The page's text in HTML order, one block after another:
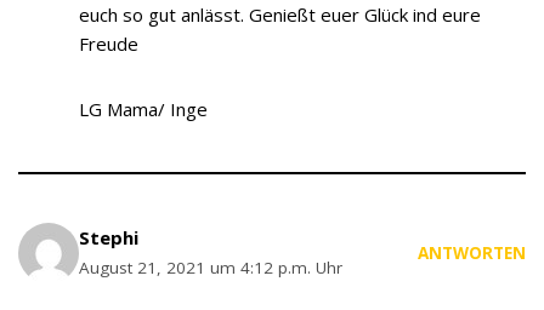
euch so gut anlässt. Genießt euer Glück ind eure
Freude
LG Mama/ Inge
Stephi
August 21, 2021 um 4:12 p.m. Uhr
ANTWORTEN